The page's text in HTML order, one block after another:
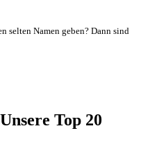
selten Namen geben? Dann sind
Top 20